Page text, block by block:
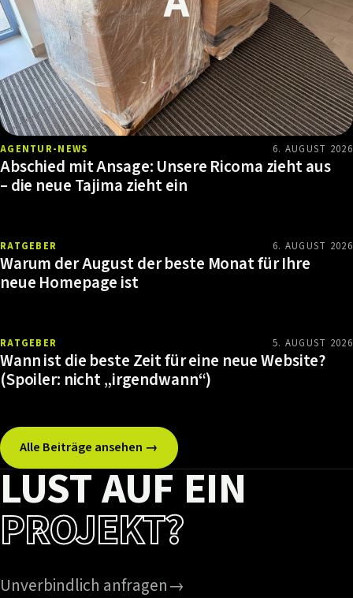
AGENTUR-NEWS 6. AUGUST 2026
Abschied mit Ansage: Unsere Ricoma zieht aus
– die neue Tajima zieht ein
RATGEBER 6. AUGUST 2026
Warum der August der beste Monat für Ihre
neue Homepage ist
RATGEBER 5. AUGUST 2026
Wann ist die beste Zeit für eine neue Website?
(Spoiler: nicht „irgendwann“)
Alle Beiträge ansehen →
LUST AUF EIN
PROJEKT?
Unverbindlich anfragen→